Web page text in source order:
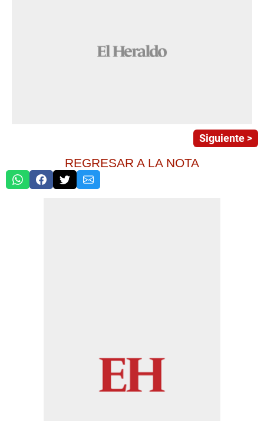
Siguiente >
REGRESAR A LA NOTA